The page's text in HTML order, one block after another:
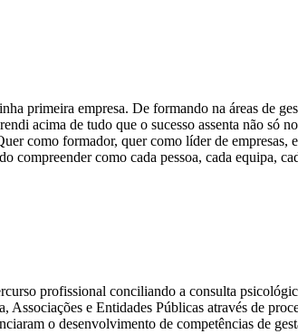
primeira empresa. De formando na áreas de
acima de tudo que o sucesso assenta não só
como formador, quer como líder de empresas,
compreender como cada pessoa, cada equipa,
profissional conciliando a consulta
e Entidades Públicas através de
o desenvolvimento de competências de